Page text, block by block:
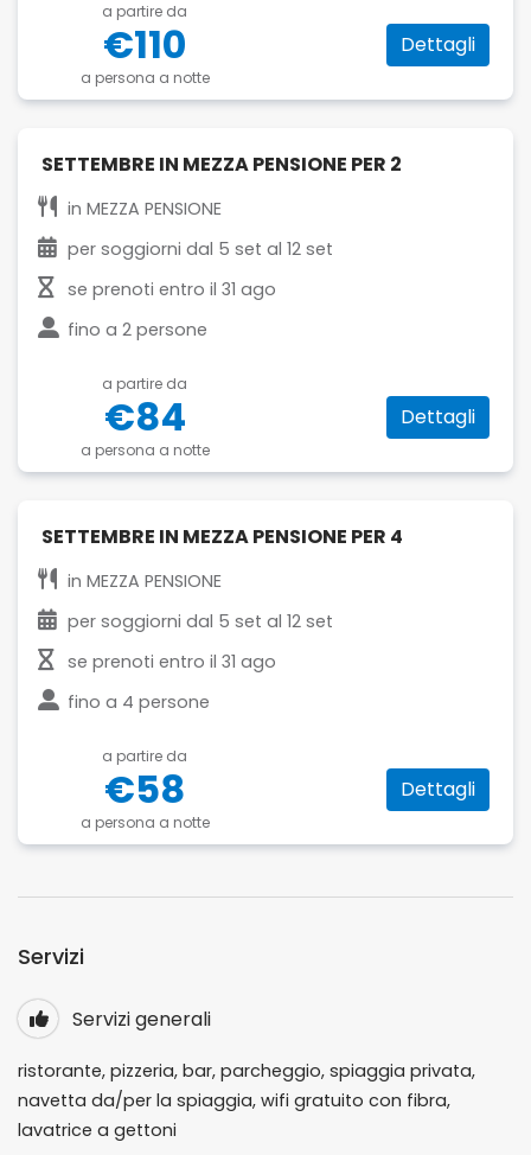
a partire da
€110
a persona a notte
Dettagli
SETTEMBRE IN MEZZA PENSIONE PER 2
in MEZZA PENSIONE
per soggiorni dal 5 set al 12 set
se prenoti entro il 31 ago
fino a 2 persone
a partire da
€84
a persona a notte
Dettagli
SETTEMBRE IN MEZZA PENSIONE PER 4
in MEZZA PENSIONE
per soggiorni dal 5 set al 12 set
se prenoti entro il 31 ago
fino a 4 persone
a partire da
€58
a persona a notte
Dettagli
Servizi
Servizi generali
ristorante, pizzeria, bar, parcheggio, spiaggia privata,
navetta da/per la spiaggia, wifi gratuito con fibra,
lavatrice a gettoni